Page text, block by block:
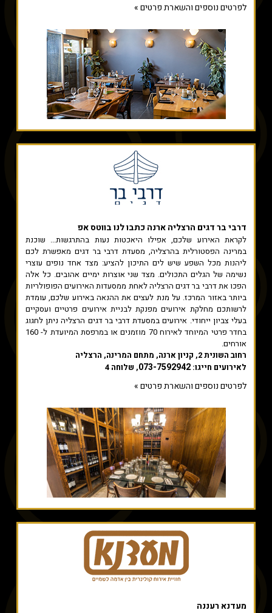
לפרטים נוספים והשארת פרטים »
דרבי בר דגים הרצליה ארנה כתבו לנו בווטס אפ
לקראת האירוע שלכם, אפילו היאכטות נעות בהתרגשות... שוכנת
במרינה הפסטורלית בהרצליה, מסעדת דרבי בר דגים מאפשרת לכם
ליהנות מכל השפע שיש לים התיכון להציע: מצד אחד נופים עוצרי
נשימה של הגלים התכולים. מצד שני אוצרות ימיים אהובים. כל אלה
הפכו את דרבי בר דגים הרצליה לאחת ממסעדות האירועים הפופולריות
ביותר באזור המרכז. על מנת לעצים את ההנאה באירוע שלכם, עומדת
לרשותכם מחלקת אירועים מפנקת לבניית אירועים פרטיים ועסקיים
בעלי צביון ייחודי. אירועים במסעדת דרבי בר דגים הרצליה ניתן לחגוג
בחדר פרטי המיוחד לאירוח 70 מוזמנים או במרפסת המיועדת ל- 160
אורחים.
רחוב השונית 2, קניון ארנה, מתחם המרינה, הרצליה
לאירועים חייגו: 073-7592942, שלוחה 4
לפרטים נוספים והשארת פרטים »
מעדנא רעננה